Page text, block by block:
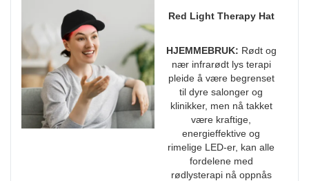
Red Light Therapy Hat
HJEMMEBRUK: Rødt og
nær infrarødt lys terapi
pleide å være begrenset
til dyre salonger og
klinikker, men nå takket
være kraftige,
energieffektive og
rimelige LED-er, kan alle
fordelene med
rødlysterapi nå oppnås